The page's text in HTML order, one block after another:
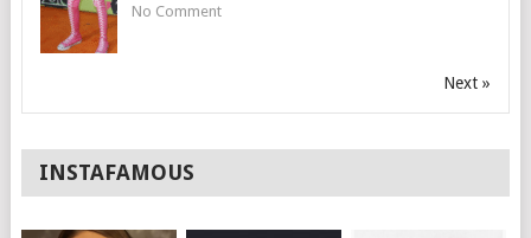
No Comment
Next »
INSTAFAMOUS